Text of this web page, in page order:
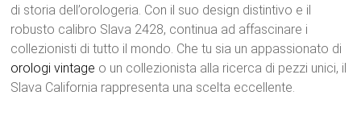
di storia dell’orologeria. Con il suo design distintivo e il
robusto calibro Slava 2428, continua ad affascinare i
collezionisti di tutto il mondo. Che tu sia un appassionato di
orologi vintage o un collezionista alla ricerca di pezzi unici, il
Slava California rappresenta una scelta eccellente.